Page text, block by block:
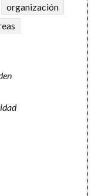
organización